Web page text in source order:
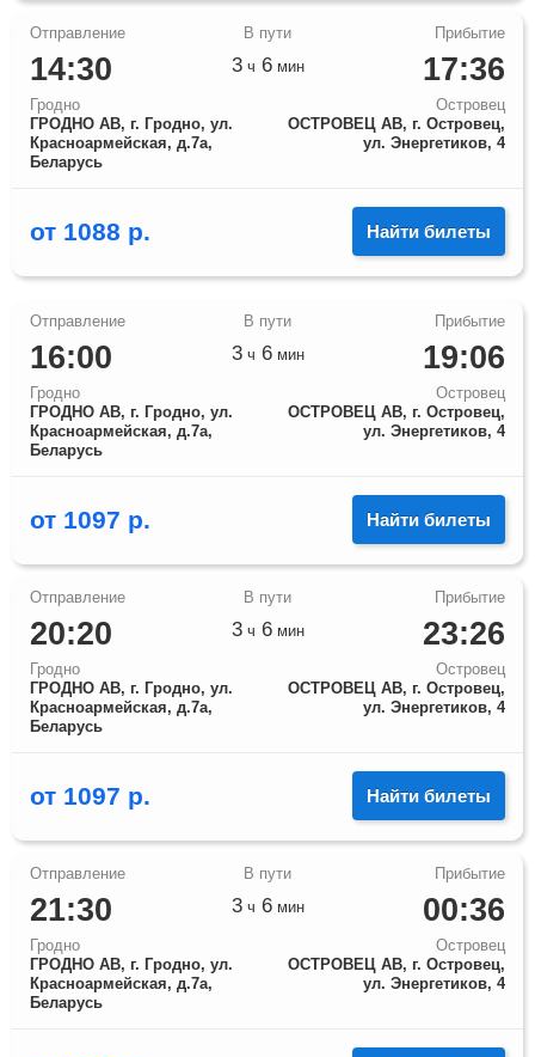
14:30
Гродно
ГРОДНО АВ, г. Гродно, ул.
Красноармейская, д.7а,
Беларусь
17:36
Островец
ОСТРОВЕЦ АВ, г. Островец,
ул. Энергетиков, 4
3ч 6мин
от 1088 р. Найти билеты
16:00
Гродно
ГРОДНО АВ, г. Гродно, ул.
Красноармейская, д.7а,
Беларусь
19:06
Островец
ОСТРОВЕЦ АВ, г. Островец,
ул. Энергетиков, 4
3ч 6мин
от 1097 р. Найти билеты
20:20
Гродно
ГРОДНО АВ, г. Гродно, ул.
Красноармейская, д.7а,
Беларусь
23:26
Островец
ОСТРОВЕЦ АВ, г. Островец,
ул. Энергетиков, 4
3ч 6мин
от 1097 р. Найти билеты
21:30
Гродно
ГРОДНО АВ, г. Гродно, ул.
Красноармейская, д.7а,
Беларусь
00:36
Островец
ОСТРОВЕЦ АВ, г. Островец,
ул. Энергетиков, 4
3ч 6мин